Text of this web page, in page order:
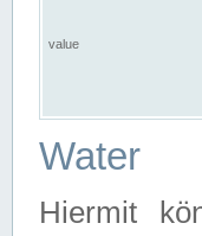
value
Water
Hiermit